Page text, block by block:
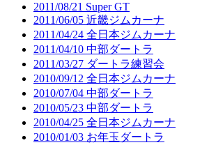
2011/08/21 Super GT
2011/06/05 近畿ジムカーナ
2011/04/24 全日本ジムカーナ
2011/04/10 中部ダートラ
2011/03/27 ダートラ練習会
2010/09/12 全日本ジムカーナ
2010/07/04 中部ダートラ
2010/05/23 中部ダートラ
2010/04/25 全日本ジムカーナ
2010/01/03 お年玉ダートラ